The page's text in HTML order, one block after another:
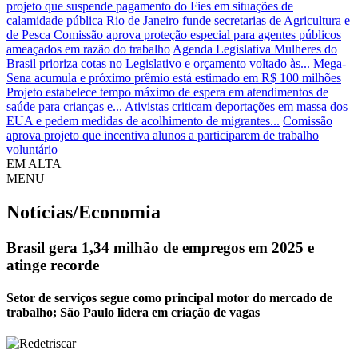
projeto que suspende pagamento do Fies em situações de
calamidade pública Rio de Janeiro funde secretarias de Agricultura e
de Pesca Comissão aprova proteção especial para agentes públicos
ameaçados em razão do trabalho Agenda Legislativa Mulheres do
Brasil prioriza cotas no Legislativo e orçamento voltado às... Mega-
Sena acumula e próximo prêmio está estimado em R$ 100 milhões
Projeto estabelece tempo máximo de espera em atendimentos de
saúde para crianças e... Ativistas criticam deportações em massa dos
EUA e pedem medidas de acolhimento de migrantes... Comissão
aprova projeto que incentiva alunos a participarem de trabalho
voluntário
EM ALTA
MENU
Notícias/Economia
Brasil gera 1,34 milhão de empregos em 2025 e
atinge recorde
Setor de serviços segue como principal motor do mercado de
trabalho; São Paulo lidera em criação de vagas